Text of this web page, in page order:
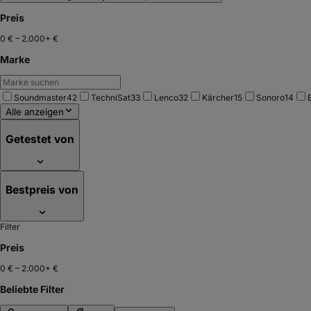
Preis
0 € – 2.000+ €
Marke
Soundmaster42 TechniSat33 Lenco32 Kärcher15 Sonoro14
Alle anzeigen
Getestet von
Bestpreis von
Filter
Preis
0 € – 2.000+ €
Beliebte Filter